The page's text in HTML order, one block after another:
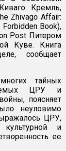
Кремль,
Zhivago Affair:
Book),
Post Питером
Куве. Книга
сообщает
тайных
ЦРУ и
поясняет
неуловимо
ЦРУ,
культурной и
ее